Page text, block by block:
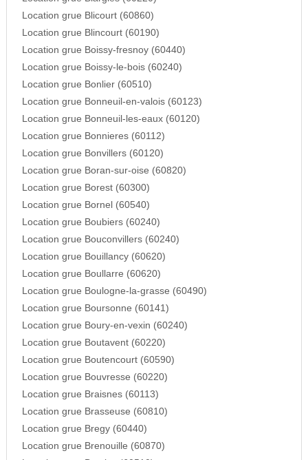
Location grue Blicourt (60860)
Location grue Blincourt (60190)
Location grue Boissy-fresnoy (60440)
Location grue Boissy-le-bois (60240)
Location grue Bonlier (60510)
Location grue Bonneuil-en-valois (60123)
Location grue Bonneuil-les-eaux (60120)
Location grue Bonnieres (60112)
Location grue Bonvillers (60120)
Location grue Boran-sur-oise (60820)
Location grue Borest (60300)
Location grue Bornel (60540)
Location grue Boubiers (60240)
Location grue Bouconvillers (60240)
Location grue Bouillancy (60620)
Location grue Boullarre (60620)
Location grue Boulogne-la-grasse (60490)
Location grue Boursonne (60141)
Location grue Boury-en-vexin (60240)
Location grue Boutavent (60220)
Location grue Boutencourt (60590)
Location grue Bouvresse (60220)
Location grue Braisnes (60113)
Location grue Brasseuse (60810)
Location grue Bregy (60440)
Location grue Brenouille (60870)